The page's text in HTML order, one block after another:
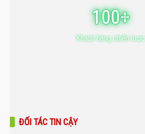
100+
Khách hàng chiến lược
ĐỐI TÁC TIN CẬY